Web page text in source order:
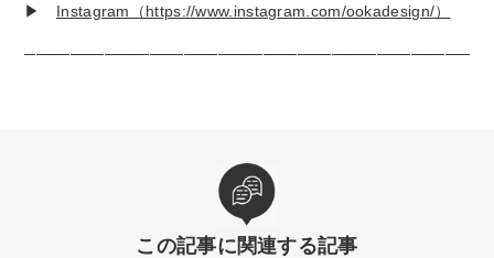
▶ Instagram（https://www.instagram.com/ookadesign/）
この記事に関連する記事